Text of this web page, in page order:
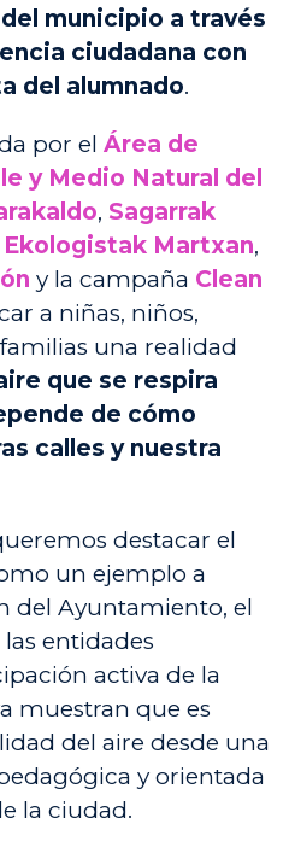
municipio a través
ciudadana con
del alumnado.
por el Área de
y Medio Natural del
, Sagarrak
Ekologistak Martxan,
y la campaña Clean
a niñas, niños,
una realidad
que se respira
de cómo
calles y nuestra
destacar el
un ejemplo a
del Ayuntamiento, el
entidades
activa de la
muestran que es
del aire desde una
y orientada
la ciudad.